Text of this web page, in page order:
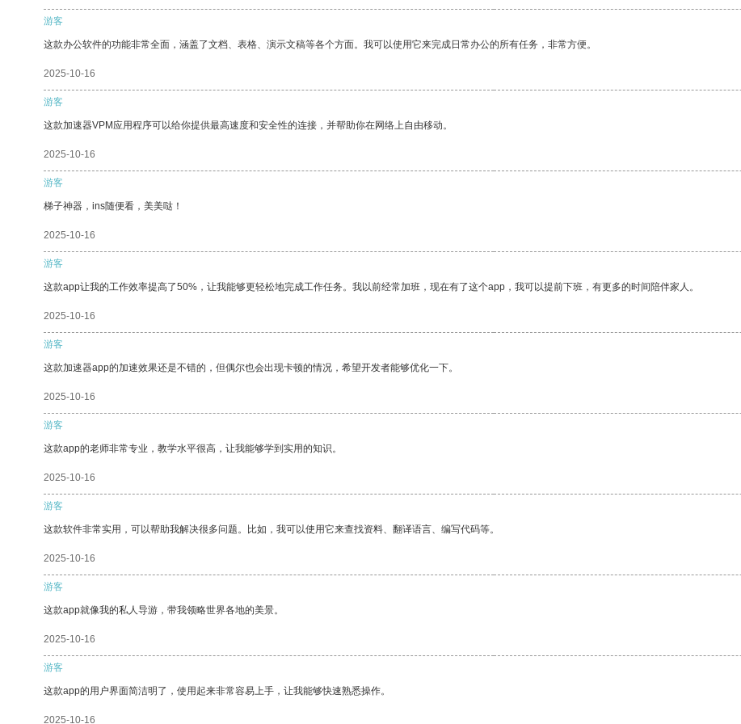
游客
这款办公软件的功能非常全面，涵盖了文档、表格、演示文稿等各个方面。我可以使用它来完成日常办公的所有任务，非常方便。
2025-10-16
游客
这款加速器VPM应用程序可以给你提供最高速度和安全性的连接，并帮助你在网络上自由移动。
2025-10-16
游客
梯子神器，ins随便看，美美哒！
2025-10-16
游客
这款app让我的工作效率提高了50%，让我能够更轻松地完成工作任务。我以前经常加班，现在有了这个app，我可以提前下班，有更多的时间陪伴家人。
2025-10-16
游客
这款加速器app的加速效果还是不错的，但偶尔也会出现卡顿的情况，希望开发者能够优化一下。
2025-10-16
游客
这款app的老师非常专业，教学水平很高，让我能够学到实用的知识。
2025-10-16
游客
这款软件非常实用，可以帮助我解决很多问题。比如，我可以使用它来查找资料、翻译语言、编写代码等。
2025-10-16
游客
这款app就像我的私人导游，带我领略世界各地的美景。
2025-10-16
游客
这款app的用户界面简洁明了，使用起来非常容易上手，让我能够快速熟悉操作。
2025-10-16